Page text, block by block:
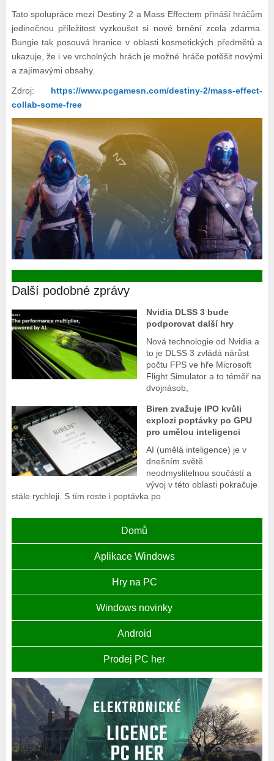
Tato spolupráce mezi Destiny 2 a Mass Effectem přináší hráčům
jedinečnou příležitost vyzkoušet si nové brnění zcela zdarma.
Bungie tak posouvá hranice v oblasti kosmetických předmětů a
ukazuje, že i ve vrcholných hrách je možné hráče potěšit novými
a zajímavými obsahy.
Zdroj: https://www.pcgamesn.com/destiny-2/mass-effect-
collab-some-free
Další podobné zprávy
Nvidia DLSS 3 bude
podporovat další hry
Nová technologie od Nvidia a
to je DLSS 3 zvládá nárůst
počtu FPS ve hře Microsoft
Flight Simulator a to téměř na
dvojnásob,
Biren zvažuje IPO kvůli
explozi poptávky po GPU
pro umělou inteligenci
AI (umělá inteligence) je v
dnešním světě
neodmyslitelnou součástí a
vývoj v této oblasti pokračuje
stále rychleji. S tím roste i poptávka po
Domů
Aplikace Windows
Hry na PC
Windows novinky
Android
Prodej PC her